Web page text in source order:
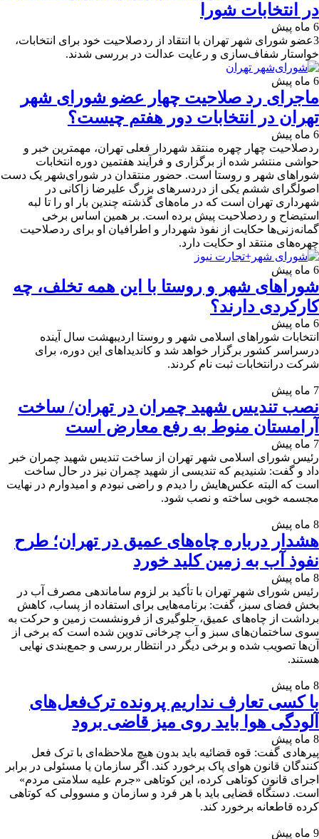
در انتخابات شورا
6 ماه پیش
3عضو شورای شهر تهران با انتقاد از ردصلاحیت خود برای انتخابات،
خواستار شفاف‌سازی و رعایت عدالت در بررسی شدند.
6 ماه پیش
ماجرای رد صلاحیت چهار عضو شورای‌ شهر
تهران در انتخابات دور هفتم چیست؟
6 ماه پیش
ردصلاحیت چهار چهره منتقد شهردار فعلی تهران، مهمترین خبر و
حواشی منتشر شده از برگزاری و فرآیند هفتمین دوره انتخابات
شوراهای شهر و روستا است. حضور منتقدان در شورای‌شهر یک دست
اصولگرای ششم یکی از دردسرهای بزرگ علیرضا زاکانی در
شهرداری تهران است که در ماه‌های گذشته چندین بار او را تا لبه
استیضاح و ردصلاحیت پیش برده است. بر همین اساس برخی
گمانه‌زنی‌ها حکایت از نفوذ شهردار و اطرافیان او برای ردصلاحیت
چهره‌های منتقد او حکایت دارد.
6 ماه پیش
شوراهای شهر و روستا با این همه تخلف، چه
کارکردی دارند؟
6 ماه پیش
انتخابات شوراهای اسلامی شهر و روستا اردیبهشت سال آینده
درسراسر کشور برگزار خواهد شد و کاندیداهای این دوره، برای
شرکت درانتخابات ثبت نام کردند.
7 ماه پیش
نصب تندیس شهید چمران در تهران/ ساخت
آرامستان منوط به رفع معارض است
7 ماه پیش
رئیس شورای اسلامی شهر تهران از ساخت تندیس شهید چمران خبر
داد و گفت: شنیدیم که تندیسی از شهید چمران نیز در حال ساخت
است که البته عکس‌هایش را دیدم و راضی نبودم و امیدوارم در نهایت
مجسمه خوبی ساخته و نصب شود.
8 ماه پیش
هشدار درباره چاه‌های عمیق در تهران؛ طرح
نفوذ آب به زمین کلید خورد
8 ماه پیش
رئیس شورای شهر تهران با تأکید بر لزوم ساماندهی مصرف آب در
بخش فضای سبز، گفت: برنامه‌هایی برای استفاده از پساب، کاهش
برداشت از چاه‌های عمیق، جلوگیری از فرونشست زمین و حرکت به
سوی ساختمان‌های سبز و آب چرخانی تدوین شده است که برخی از
آن‌ها تصویب شده و برخی دیگر در انتظار بررسی و جمع‌بندی نهایی
هستند.
8 ماه پیش
با کسی تعارف نداریم پرونده ترک‌فعل‌های
آلودگی هوا باید روی میز قاضی برود
8 ماه پیش
پیرهادی گفت: قوه قضائیه باید بدون هیچ ملاحظه‌ای با ترک فعل
کنندگان قانون هوای پاک برخورد کند. اگر سازمان یا مسئولی در برابر
اجرای قانون کوتاهی کرده، این کوتاهی «جرم علیه سلامتی مردم»
است. دستگاه قضایی باید با هر فرد و سازمان و مسوولی که کوتاهی
کرده قاطعانه برخورد کند.
9 ماه پیش